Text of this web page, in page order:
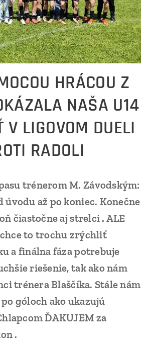
HRÁCOU Z
NAŠA U14
V LIGOVOM DUELI
RADOLI
trénerom M. Závodským:
úvodu až po koniec. Konečne
čiastočne aj strelci . ALE
to trochu zrýchliť
a finálna fáza potrebuje
riešenie, tak ako nám
trénera Blaščíka. Stále nám
góloch ako ukazujú
ĎAKUJEM za
.